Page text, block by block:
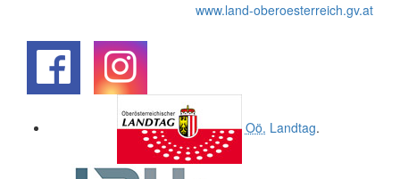
www.land-oberoesterreich.gv.at
Oö. Landtag.